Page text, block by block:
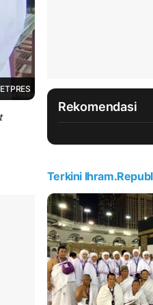
Rekomendasi
Terkini